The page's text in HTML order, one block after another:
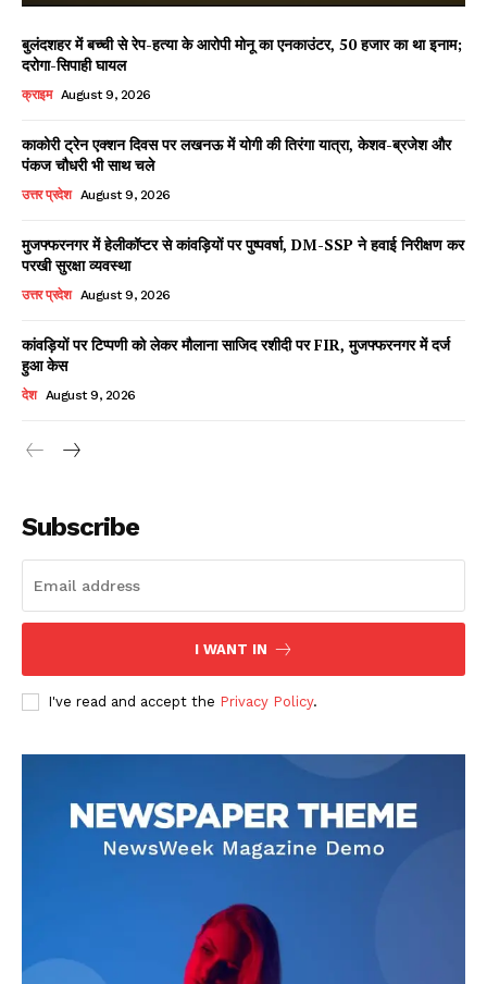
Facebook
X WhatsApp
Read Latest News on AIN
DOWNLOAD NOW
AIN NEWS 1
Contact Us
बुलंदशहर में बच्ची से रेप-हत्या के आरोपी मोनू का एनकाउंटर, 50 हजार का था इनाम;
दरोगा-सिपाही घायल
क्राइम August 9, 2026
काकोरी ट्रेन एक्शन दिवस पर लखनऊ में योगी की तिरंगा यात्रा, केशव-ब्रजेश और
पंकज चौधरी भी साथ चले
उत्तर प्रदेश August 9, 2026
मुजफ्फरनगर में हेलीकॉप्टर से कांवड़ियों पर पुष्पवर्षा, DM-SSP ने हवाई निरीक्षण कर
परखी सुरक्षा व्यवस्था
उत्तर प्रदेश August 9, 2026
कांवड़ियों पर टिप्पणी को लेकर मौलाना साजिद रशीदी पर FIR, मुजफ्फरनगर में दर्ज
हुआ केस
देश August 9, 2026
Subscribe
I WANT IN
I've read and accept the Privacy Policy.